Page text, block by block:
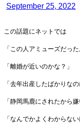
September 25, 2022
この話題にネットでは
「この人アミューズだっ
「離婚が近いのかな？」
「去年出産したばかりなの
「静岡馬鹿にされたから嫌
「なんでかよくわからな